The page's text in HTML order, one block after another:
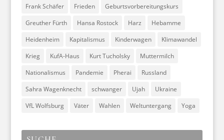
Frank Schäfer
Frieden
Geburtsvorbereitungskurs
Greuther Fürth
Hansa Rostock Harz
Hebamme
Heidenheim
Kapitalismus Kinderwagen
Klimawandel
Krieg
KufA-Haus Kurt Tucholsky
Muttermilch
Nationalismus
Pandemie Pherai
Russland
Sahra Wagenknecht
schwanger Ujah
Ukraine
VfL Wolfsburg
Väter Wahlen Weltuntergang Yoga